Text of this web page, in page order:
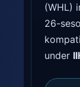
(WHL)
26-
under